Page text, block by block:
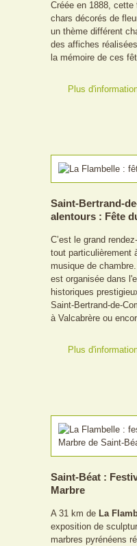
Créée en 1888,
chars décorés de
un thème différent
des affiches
la mémoire de ces
Plus
Saint-Bertrand-
alentours : Fête
C’est le grand
tout particulièrement
musique de
est organisée dans
historiques
Saint-Bertrand-de-
à Valcabrère ou
Plus
Saint-Béat :
Marbre
A 31 km de La
exposition de
marbres pyrénéens